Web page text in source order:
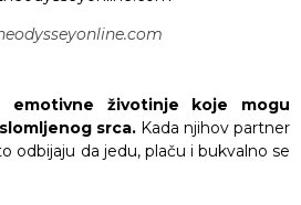
emotivne životinje koje mogu
srca. Kada njihov partner
odbijaju da jedu, plaču i bukvalno se